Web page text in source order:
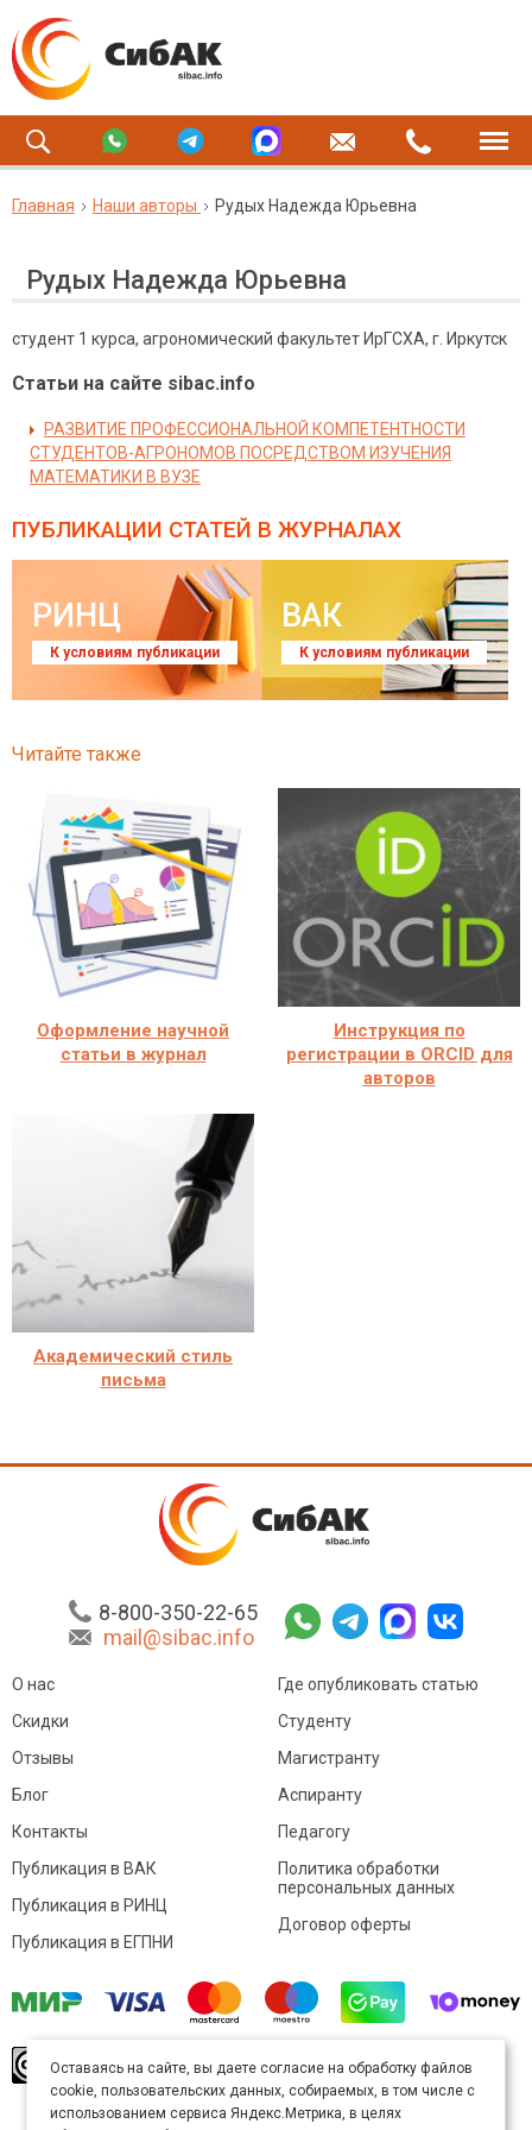
Главная Наши авторы Рудых Надежда Юрьевна
Рудых Надежда Юрьевна
студент 1 курса, агрономический факультет ИрГСХА, г. Иркутск
Статьи на сайте sibac.info
РАЗВИТИЕ ПРОФЕССИОНАЛЬНОЙ КОМПЕТЕНТНОСТИ
СТУДЕНТОВ-АГРОНОМОВ ПОСРЕДСТВОМ ИЗУЧЕНИЯ
МАТЕМАТИКИ В ВУЗЕ
ПУБЛИКАЦИИ СТАТЕЙ В ЖУРНАЛАХ
РИНЦ
К условиям публикации
ВАК
К условиям публикации
Читайте также
Оформление научной
статьи в журнал
Инструкция по
регистрации в ORCID для
авторов
Академический стиль
письма
8-800-350-22-65
mail@sibac.info
О нас
Скидки
Отзывы
Блог
Контакты
Где опубликовать статью
Студенту
Магистранту
Аспиранту
Педагогу
Публикация в ВАК
Публикация в РИНЦ
Публикация в ЕГПНИ
Политика обработки
персональных данных
Договор оферты
произведение доступно полицензии Creative
Commons «Attribution» («Атрибуция») 4.0
Непортированная.
Оставаясь на сайте, вы даете согласие на обработку файлов
cookie, пользовательских данных, собираемых, в том числе с
использованием сервиса Яндекс.Метрика, в целях